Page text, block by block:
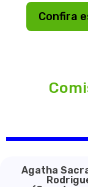
Confira
Agatha